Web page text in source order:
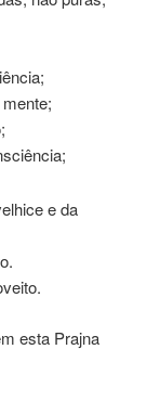
e da
esta Prajna